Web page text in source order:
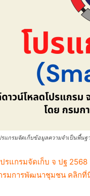
รแกรมจัดเก็บข้อมูลความจำเป็นพื้
รแกรมจัดเก็บ จ ปฐ
รมการพัฒนาชุมชน คลิกที่